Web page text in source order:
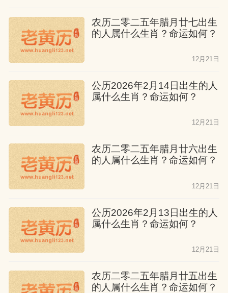
农历二零二五年腊月廿七出生
的人属什么生肖？命运如何？
12月21日
公历2026年2月14日出生的人
属什么生肖？命运如何？
12月21日
农历二零二五年腊月廿六出生
的人属什么生肖？命运如何？
12月21日
公历2026年2月13日出生的人
属什么生肖？命运如何？
12月21日
农历二零二五年腊月廿五出生
的人属什么生肖？命运如何？